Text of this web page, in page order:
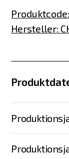
Produktcode:
Hersteller: